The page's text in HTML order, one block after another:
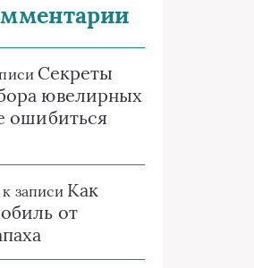
Секреты
ювелирных
ошибиться
к записи Как
от